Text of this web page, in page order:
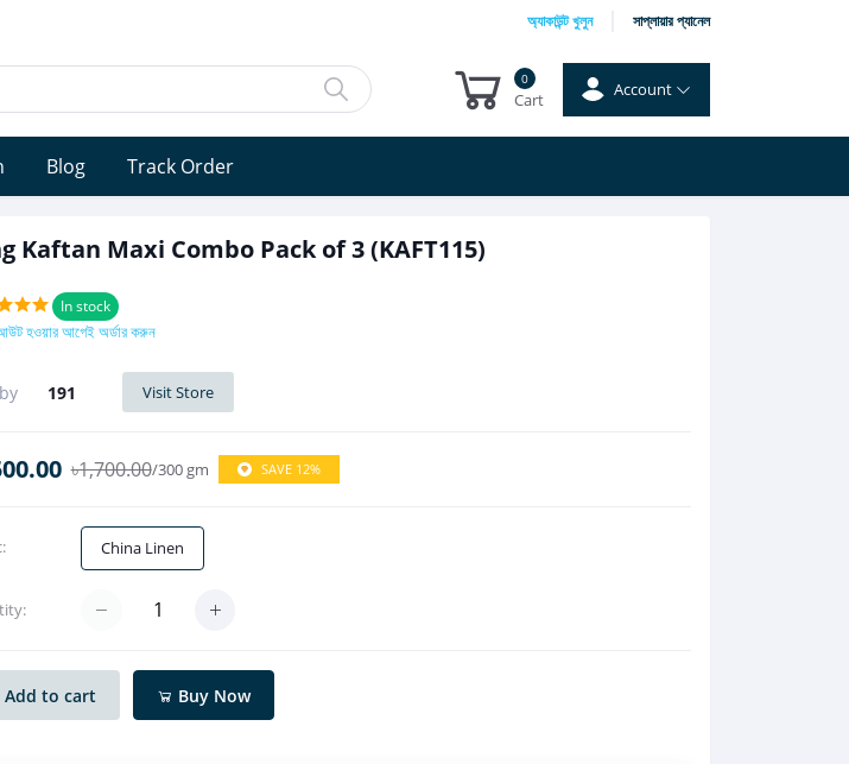
অ্যাকাউন্ট খুলুন সাপ্লায়ার প্যানেল
0
Cart
Account
Blog Track Order
Kaftan Maxi Combo Pack of 3 (KAFT115)
In stock
হওয়ার আগেই অর্ডার করুন
191 Visit Store
৳1,700.00/300 gm SAVE 12%
China Linen
Add to cart Buy Now